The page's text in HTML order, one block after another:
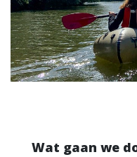
Wat gaan we